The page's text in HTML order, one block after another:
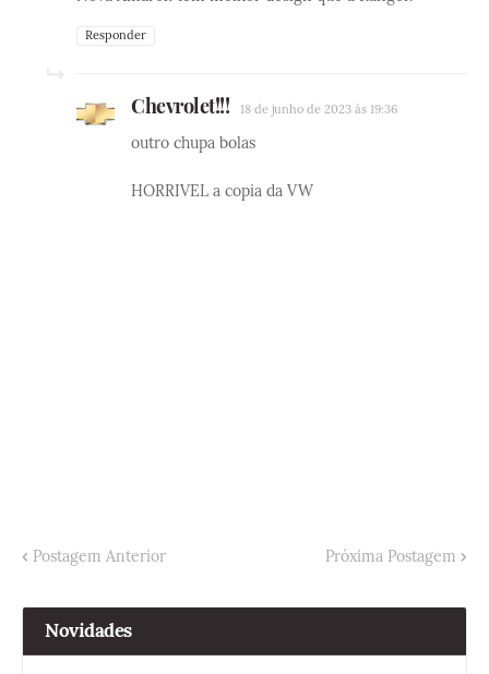
Responder
Chevrolet!!! 18 de junho de 2023 às 19:36
outro chupa bolas
HORRIVEL a copia da VW
Postagem Anterior Próxima Postagem
Novidades